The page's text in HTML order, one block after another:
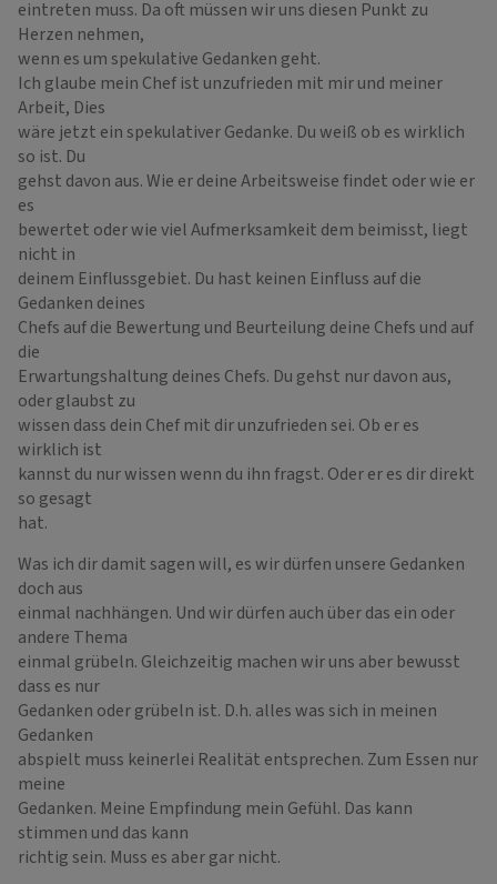
eintreten muss. Da oft müssen wir uns diesen Punkt zu
Herzen nehmen,
wenn es um spekulative Gedanken geht.
Ich glaube mein Chef ist unzufrieden mit mir und meiner
Arbeit, Dies
wäre jetzt ein spekulativer Gedanke. Du weiß ob es wirklich
so ist. Du
gehst davon aus. Wie er deine Arbeitsweise findet oder wie er
es
bewertet oder wie viel Aufmerksamkeit dem beimisst, liegt
nicht in
deinem Einflussgebiet. Du hast keinen Einfluss auf die
Gedanken deines
Chefs auf die Bewertung und Beurteilung deine Chefs und auf
die
Erwartungshaltung deines Chefs. Du gehst nur davon aus,
oder glaubst zu
wissen dass dein Chef mit dir unzufrieden sei. Ob er es
wirklich ist
kannst du nur wissen wenn du ihn fragst. Oder er es dir direkt
so gesagt
hat.
Was ich dir damit sagen will, es wir dürfen unsere Gedanken
doch aus
einmal nachhängen. Und wir dürfen auch über das ein oder
andere Thema
einmal grübeln. Gleichzeitig machen wir uns aber bewusst
dass es nur
Gedanken oder grübeln ist. D.h. alles was sich in meinen
Gedanken
abspielt muss keinerlei Realität entsprechen. Zum Essen nur
meine
Gedanken. Meine Empfindung mein Gefühl. Das kann
stimmen und das kann
richtig sein. Muss es aber gar nicht.